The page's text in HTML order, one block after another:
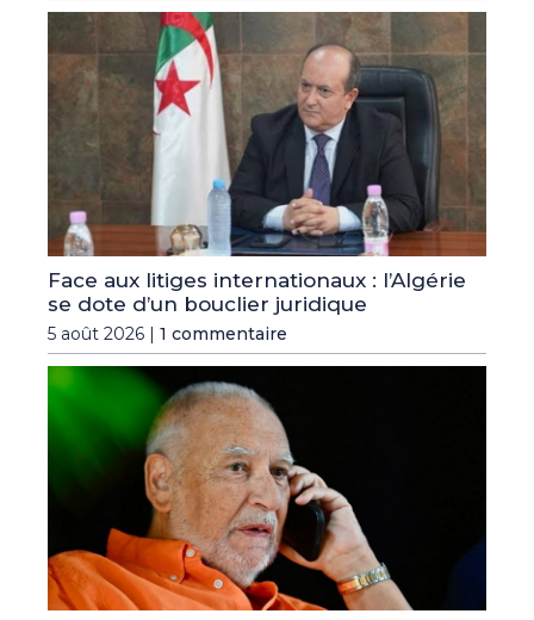
Face aux litiges internationaux : l’Algérie
se dote d’un bouclier juridique
5 août 2026 | 1 commentaire